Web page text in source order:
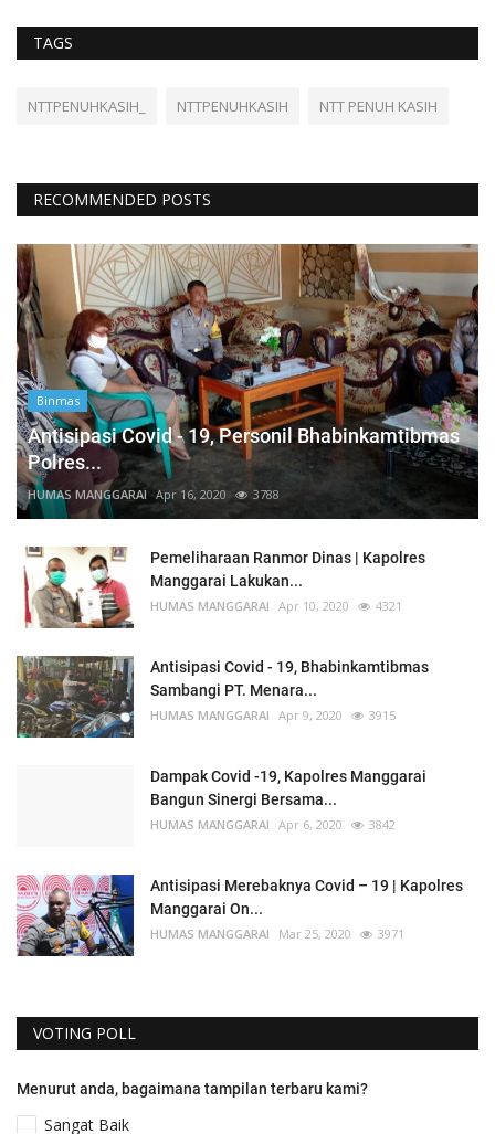
TAGS
NTTPENUHKASIH_ NTTPENUHKASIH NTT PENUH KASIH
RECOMMENDED POSTS
Binmas
Antisipasi Covid - 19, Personil Bhabinkamtibmas
Polres...
HUMAS MANGGARAI Apr 16, 2020 3788
Pemeliharaan Ranmor Dinas | Kapolres
Manggarai Lakukan...
HUMAS MANGGARAI Apr 10, 2020 4321
Antisipasi Covid - 19, Bhabinkamtibmas
Sambangi PT. Menara...
HUMAS MANGGARAI Apr 9, 2020 3915
Dampak Covid -19, Kapolres Manggarai
Bangun Sinergi Bersama...
HUMAS MANGGARAI Apr 6, 2020 3842
Antisipasi Merebaknya Covid – 19 | Kapolres
Manggarai On...
HUMAS MANGGARAI Mar 25, 2020 3971
VOTING POLL
Menurut anda, bagaimana tampilan terbaru kami?
Sangat Baik